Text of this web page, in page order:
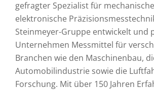
gefragter Spezialist für
elektronische
Steinmeyer-Gruppe entwickelt und
Unternehmen Messmittel für
Branchen wie den Maschinenbau,
Automobilindustrie sowie die
Forschung. Mit über 150 Jahren